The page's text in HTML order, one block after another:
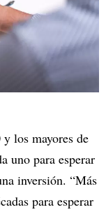
los mayores de
uno para esperar
inversión. “Más
para esperar